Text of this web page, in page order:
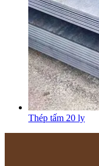
Thép tấm 20 ly